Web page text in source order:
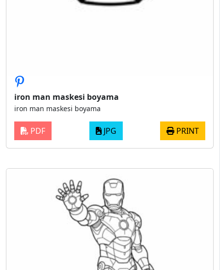
iron man maskesi boyama
iron man maskesi boyama
PDF JPG PRINT